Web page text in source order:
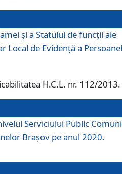
și a Statului de funcții ale
Local de Evidență a
H.C.L. nr. 112/2013.
Serviciului Public
Braşov pe anul 2020.